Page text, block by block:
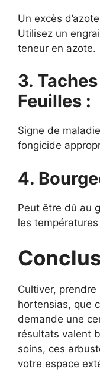
Un excès
Utilisez un
teneur en azote.
3.
Feuilles :
Signe de
fongicide
4.
Peut être dû au
les
Cultiver,
hortensias, que
demande une
résultats valent
soins, ces
votre espace